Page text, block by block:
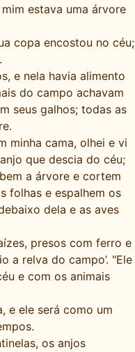
estava uma árvore
copa encostou no céu;
e nela havia alimento
do campo achavam
seus galhos; todas as
minha cama, olhei e vi
que descia do céu;
a árvore e cortem
folhas e espalhem os
dela e as aves
presos com ferro e
a relva do campo’. "Ele
e com os animais
e ele será como um
os anjos